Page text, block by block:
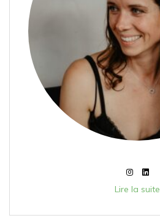
Lire la suite